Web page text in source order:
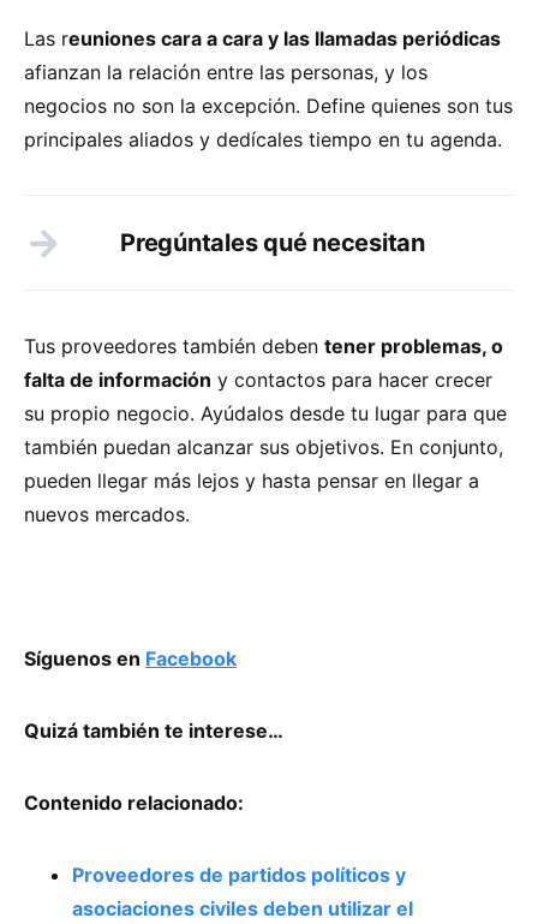
Las reuniones cara a cara y las llamadas periódicas
afianzan la relación entre las personas, y los
negocios no son la excepción. Define quienes son tus
principales aliados y dedícales tiempo en tu agenda.
Pregúntales qué necesitan
Tus proveedores también deben tener problemas, o
falta de información y contactos para hacer crecer
su propio negocio. Ayúdalos desde tu lugar para que
también puedan alcanzar sus objetivos. En conjunto,
pueden llegar más lejos y hasta pensar en llegar a
nuevos mercados.
Síguenos en Facebook
Quizá también te interese…
Contenido relacionado:
Proveedores de partidos políticos y
asociaciones civiles deben utilizar el